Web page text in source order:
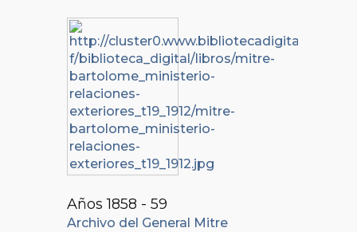
Años 1858 - 59
Archivo del General Mitre